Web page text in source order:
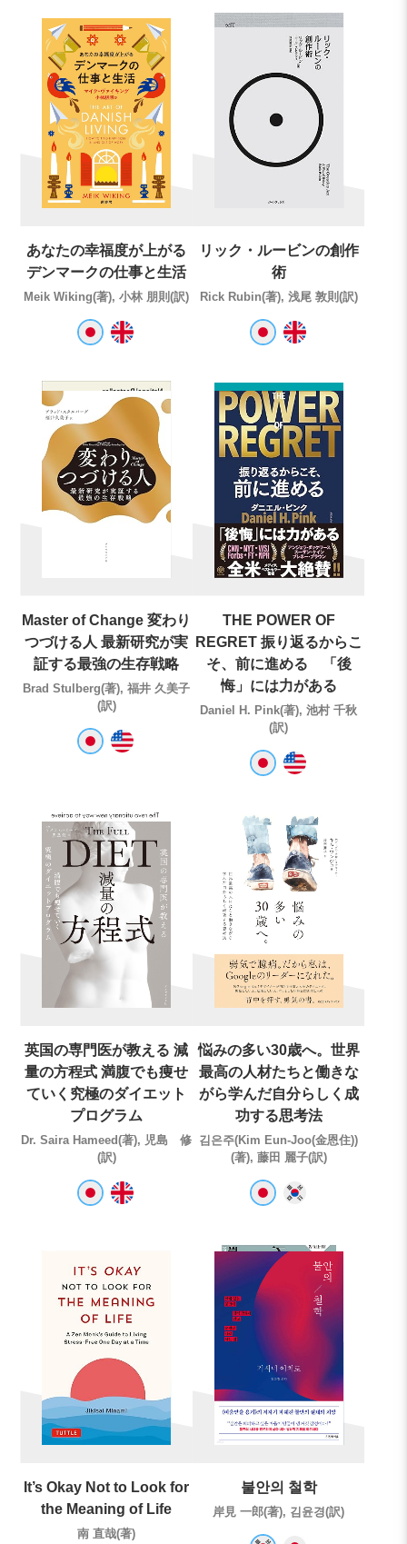
あなたの幸福度が上がる
デンマークの仕事と生活
Meik Wiking(著), 小林 朋則(訳)
リック・ルービンの創作
術
Rick Rubin(著), 浅尾 敦則(訳)
Master of Change 変わり
つづける人 最新研究が実
証する最強の生存戦略
Brad Stulberg(著), 福井 久美子
(訳)
THE POWER OF
REGRET 振り返るからこ
そ、前に進める 「後
悔」には力がある
Daniel H. Pink(著), 池村 千秋
(訳)
英国の専門医が教える 減
量の方程式 満腹でも痩せ
ていく究極のダイエット
プログラム
Dr. Saira Hameed(著), 児島 修
(訳)
悩みの多い30歳へ。世界
最高の人材たちと働きな
がら学んだ自分らしく成
功する思考法
김은주(Kim Eun-Joo(金恩住))
(著), 藤田 麗子(訳)
It’s Okay Not to Look for
the Meaning of Life
南 直哉(著)
불안의 철학
岸見 一郎(著), 김윤경(訳)